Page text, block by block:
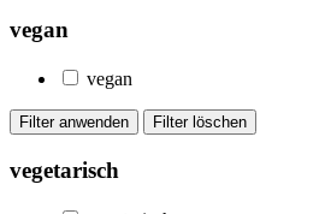
vegan
vegan
vegetarisch